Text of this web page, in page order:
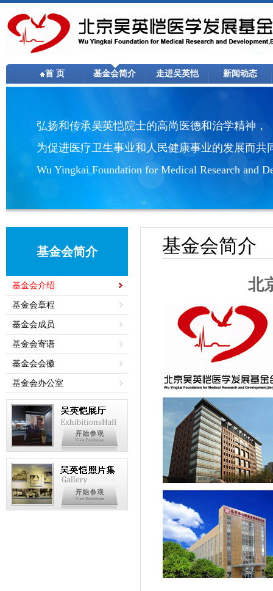
首 页 基金会简介 走进吴英恺 新闻动态
弘扬和传承吴英恺院士的高尚医德和治学精神，
为促进医疗卫生事业和人民健康事业的发展而共
Wu Yingkai Foundation for Medical Research and
基金会简介
基金会介绍
基金会章程
基金会成员
基金会寄语
基金会会徽
基金会办公室
基金会简介
北